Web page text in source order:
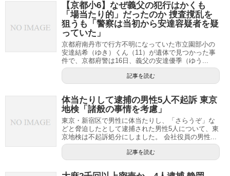
【京都小6】なぜ義父の犯行はかくも
「場当たり的」だったのか 捜査撹乱を
狙うも「警察は当初から安達容疑者を疑
っていた」
京都府南丹市で行方不明になっていた市立園部小の
安達結希（ゆき）くん（11）が遺体で見つかった事
件で、京都府警は16日、義父の安達優季（ゆう...
記事を読む
体当たりして逮捕の男性5人不起訴 東京
地検「諸般の事情を考慮」
東京・新宿区で男性に体当たりし、「さらうぞ」な
どと脅迫したとして逮捕された男性5人について、東
京地検は不起訴処分にしました。 会社役員の男性...
記事を読む